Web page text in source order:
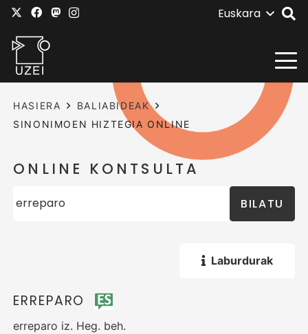
Euskara
HASIERA
BALIABIDEAK
SINONIMOEN HIZTEGIA ONLINE
ONLINE KONTSULTA
BILATU
Laburdurak
ERREPARO
erreparo iz. Heg. beh.